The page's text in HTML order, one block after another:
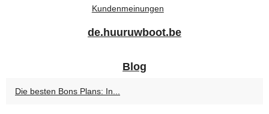
Kundenmeinungen
de.huuruwboot.be
Blog
Die besten Bons Plans: In...